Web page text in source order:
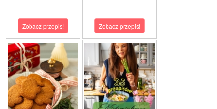
Zobacz przepis! Zobacz przepis!